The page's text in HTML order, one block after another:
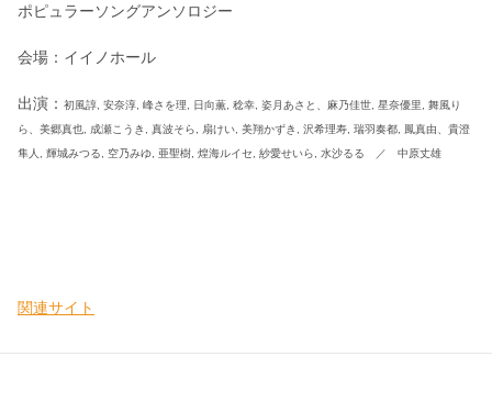
ポピュラーソングアンソロジー
会場：イイノホール
出演： 初風諄, 安奈淳, 峰さを理, 日向薫, 稔幸, 姿月あさと、 麻乃佳世, 星奈優里, 舞風り
ら、 美郷真也, 成瀬こうき, 真波そら, 扇けい, 美翔かずき, 沢希理寿, 瑞羽奏都, 鳳真由、 貴澄
隼人, 輝城みつる, 空乃みゆ, 亜聖樹, 煌海ルイセ, 紗愛せいら, 水沙るる ／ 中原丈雄
関連サイト